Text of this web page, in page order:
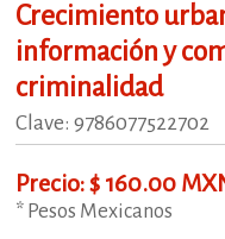
Crecimiento
información y
criminalidad
Clave: 9786077522702
Precio: $ 160.00
* Pesos Mexicanos